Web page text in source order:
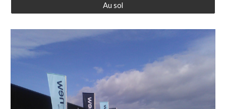
Au sol